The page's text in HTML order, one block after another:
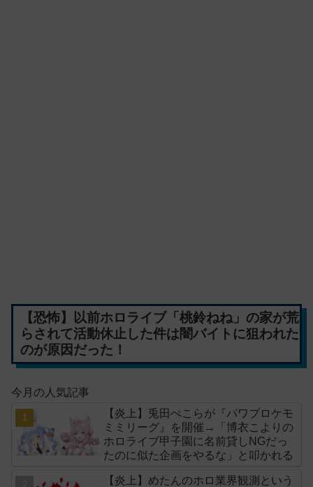
【恐怖】以前ホロライブ「桃鈴ねね」の家が荒
らされて活動休止した件は闇バイトに狙われた
のが原因だった！
今月の人気記事
【炎上】兎田ぺこらが『パワプロケモ
ミミリーグ』を開催→「博衣こよりの
ホロライブ甲子園に名前貸しNGだっ
たのに似た企画をやるな」と叩かれる
【炎上】めたんのホロ業界観測という